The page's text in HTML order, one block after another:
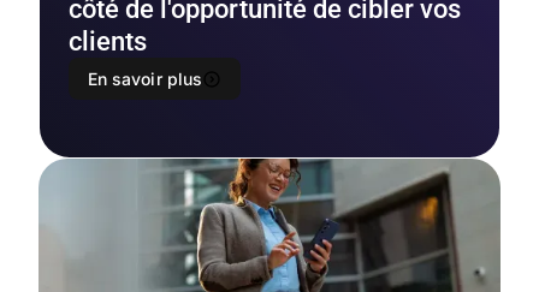
côté de l'opportunité de cibler vos
clients
En savoir plus